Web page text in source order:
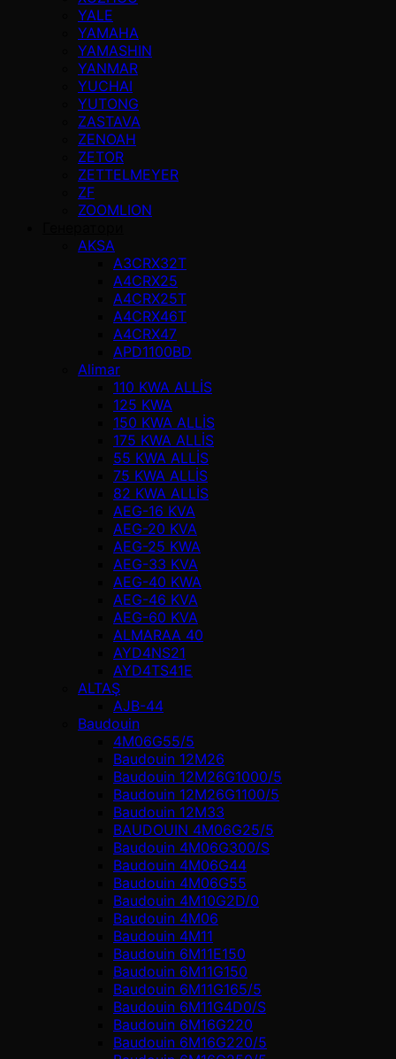
YALE
YAMAHA
YAMASHIN
YANMAR
YUCHAI
YUTONG
ZASTAVA
ZENOAH
ZETOR
ZETTELMEYER
ZF
ZOOMLION
AKSA
A3CRX32T
A4CRX25
A4CRX25T
A4CRX46T
A4CRX47
APD1100BD
Alimar
110 KWA ALLİS
125 KWA
150 KWA ALLİS
175 KWA ALLİS
55 KWA ALLİS
75 KWA ALLİS
82 KWA ALLİS
AEG-16 KVA
AEG-20 KVA
AEG-25 KWA
AEG-33 KVA
AEG-40 KWA
AEG-46 KVA
AEG-60 KVA
ALMARAA 40
AYD4NS21
AYD4TS41E
ALTAŞ
AJB-44
Baudouin
4M06G55/5
Baudouin 12M26
Baudouin 12M26G1000/5
Baudouin 12M26G1100/5
Baudouin 12M33
BAUDOUIN 4M06G25/5
Baudouin 4M06G300/S
Baudouin 4M06G44
Baudouin 4M06G55
Baudouin 4M10G2D/0
Baudouin 4М06
Baudouin 4М11
Baudouin 6M11E150
Baudouin 6M11G150
Baudouin 6M11G165/5
Baudouin 6M11G4D0/S
Baudouin 6M16G220
Baudouin 6M16G220/5